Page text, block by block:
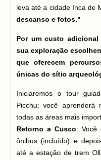
leva até a cidade Inca de
descanso e fotos."
Por um custo
sua exploração
que oferecem
únicas do sítio
Iniciaremos o tour
Picchu; você
todas as áreas mais
Retorno a Cusco: Você
ônibus (incluído) e
até a estação de trem